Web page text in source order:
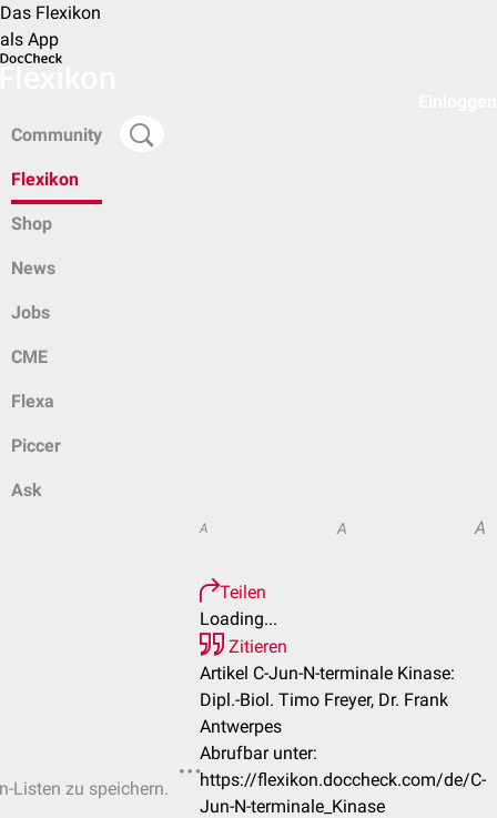
Das Flexikon
als App
Community
Flexikon
Shop
News
Jobs
CME
Flexa
Piccer
Ask
Listen zu speichern.
A A A
Teilen
Loading...
Zitieren
Artikel C-Jun-N-terminale Kinase:
Dipl.-Biol. Timo Freyer, Dr. Frank
Antwerpes
Abrufbar unter:
https://flexikon.doccheck.com/de/C-
Jun-N-terminale_Kinase